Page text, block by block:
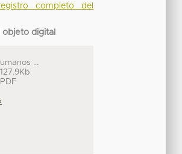
completo del
objeto digital
...
127.9Kb
PDF